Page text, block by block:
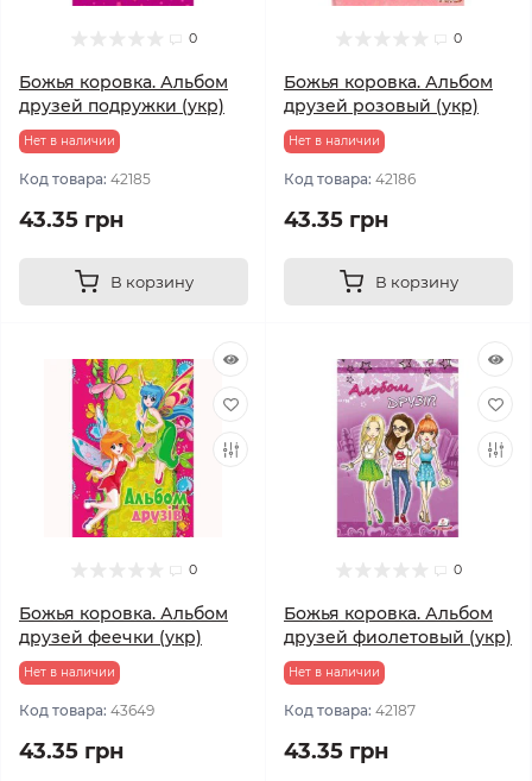
0
Божья коровка. Альбом
друзей подружки (укр)
Нет в наличии
Код товара: 42185
43.35 грн
В корзину
0
Божья коровка. Альбом
друзей розовый (укр)
Нет в наличии
Код товара: 42186
43.35 грн
В корзину
0
Божья коровка. Альбом
друзей феечки (укр)
Нет в наличии
Код товара: 43649
43.35 грн
0
Божья коровка. Альбом
друзей фиолетовый (укр)
Нет в наличии
Код товара: 42187
43.35 грн